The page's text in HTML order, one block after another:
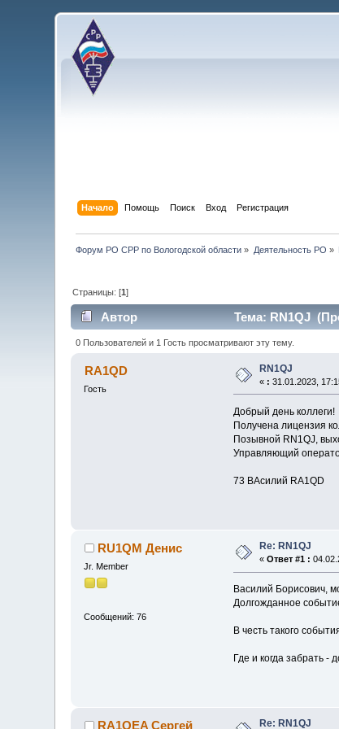
Начало Помощь Поиск Вход Регистрация
Форум РО СРР по Вологодской области » Деятельность РО »
Страницы: [1]
Автор Тема: RN1QJ
0 Пользователей и 1 Гость просматривают эту тему.
RA1QD
Гость
RN1QJ
« : 31.01.2023,
Добрый день коллеги!
Получена лицензия
Позывной RN1QJ,
Управляющий
73 ВАсилий RA1QD
RU1QM Денис
Jr. Member
Сообщений: 76
Re: RN1QJ
«Ответ #1 :
Василий Борисович,
Долгожданное
В честь такого
Где и когда забрать -
RA1QEA Сергей Re: RN1QJ